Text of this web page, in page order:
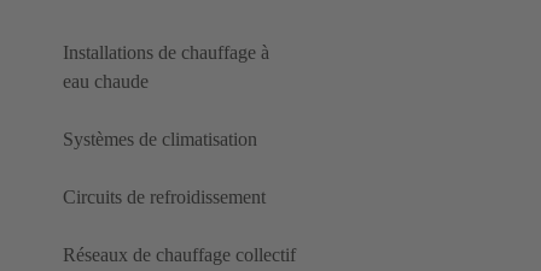
Installations de chauffage à
eau chaude
Systèmes de climatisation
Circuits de refroidissement
Réseaux de chauffage collectif